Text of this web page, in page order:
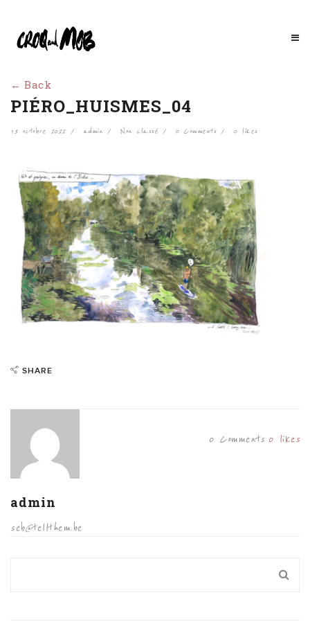
← Back
PIÉRO_HUISMES_04
13 octobre 2022 admin Non classé 0 Comments 0likes
SHARE
admin
seb@tellthem.be
0 Comments 0likes